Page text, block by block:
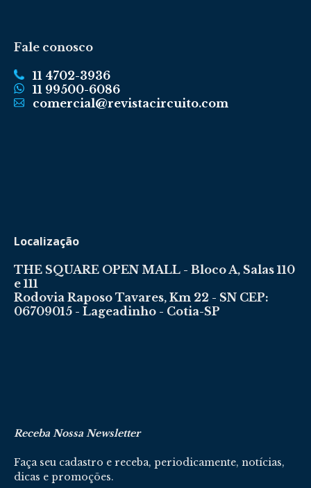
Fale conosco
11 4702-3936
11 99500-6086
comercial@revistacircuito.com
Localização
THE SQUARE OPEN MALL - Bloco A, Salas 110
e 111
Rodovia Raposo Tavares, Km 22 - SN CEP:
06709015 - Lageadinho - Cotia-SP
Receba Nossa Newsletter
Faça seu cadastro e receba, periodicamente, notícias,
dicas e promoções.